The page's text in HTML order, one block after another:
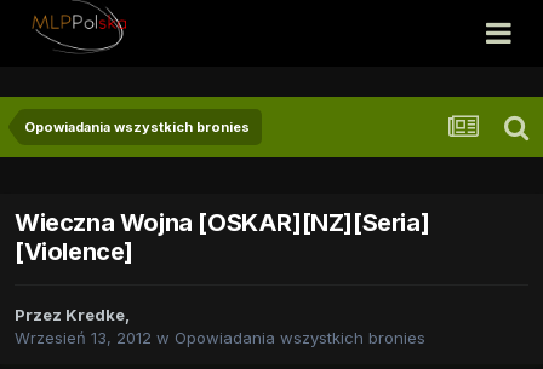
Opowiadania wszystkich bronies
Wieczna Wojna [OSKAR][NZ][Seria]
[Violence]
Przez Kredke,
Wrzesień 13, 2012 w Opowiadania wszystkich bronies